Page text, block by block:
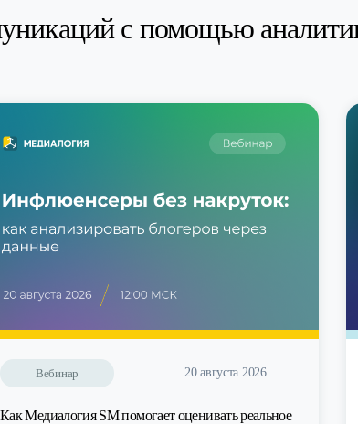
с помощью
Вебинар 20 августа 2026
Как Медиалогия SM помогает оценивать реальное